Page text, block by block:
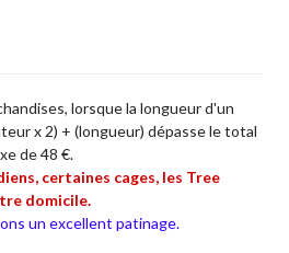
lorsque la longueur d'un
x 2) + (longueur) dépasse le total
de 48 €.
certaines cages, les Tree
domicile.
un excellent patinage.